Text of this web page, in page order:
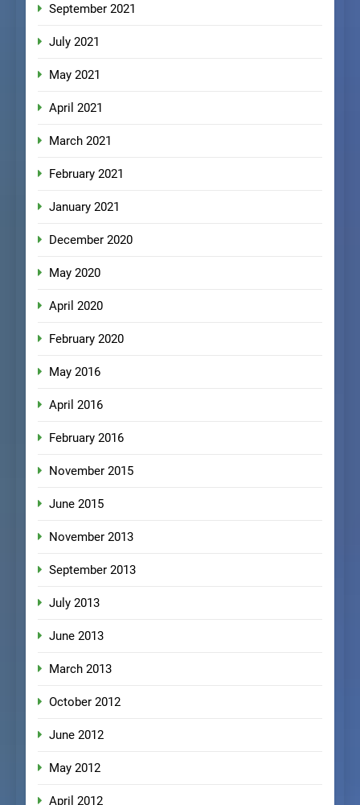
September 2021
July 2021
May 2021
April 2021
March 2021
February 2021
January 2021
December 2020
May 2020
April 2020
February 2020
May 2016
April 2016
February 2016
November 2015
June 2015
November 2013
September 2013
July 2013
June 2013
March 2013
October 2012
June 2012
May 2012
April 2012